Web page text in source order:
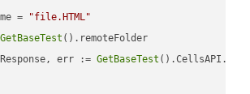
=
"file.HTML"
GetBaseTest ().remoteFolder
err := GetBaseTest ().CellsAPI.